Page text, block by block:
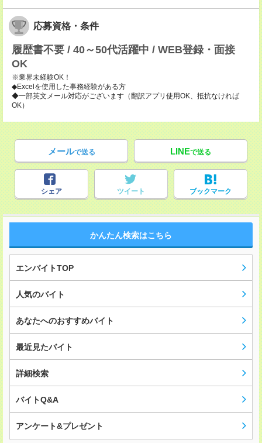
応募資格・条件
履歴書不要 / 40～50代活躍中 / WEB登録・面接
OK
※業界未経験OK！
◆Excelを使用した事務経験がある方
◆一部英文メール対応がございます（翻訳アプリ使用OK、抵抗なければ
OK）
メールで送る LINEで送る
シェア ツイート ブックマーク
かんたん検索はこちら
エンバイトTOP
人気のバイト
あなたへのおすすめバイト
最近見たバイト
詳細検索
バイトQ&A
アンケート&プレゼント